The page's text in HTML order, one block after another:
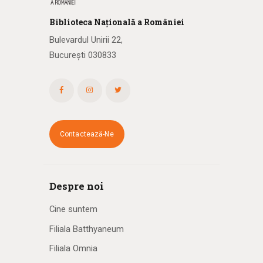
Biblioteca Națională a României
Bulevardul Unirii 22,
București 030833
Contactează-Ne
Despre noi
Cine suntem
Filiala Batthyaneum
Filiala Omnia